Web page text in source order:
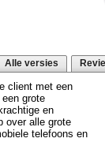
Alle versies
client met een
grote
en
over alle grote
telefoons en